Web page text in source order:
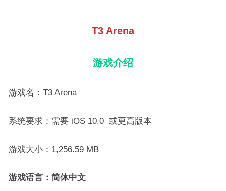
T3 Arena
游戏介绍
游戏名：T3 Arena
系统要求：需要 iOS 10.0 或更高版本
游戏大小：1,256.59 MB
游戏语言：简体中文